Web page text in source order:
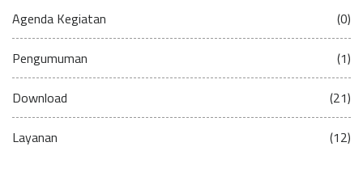
Agenda Kegiatan (0)
Pengumuman (1)
Download (21)
Layanan (12)